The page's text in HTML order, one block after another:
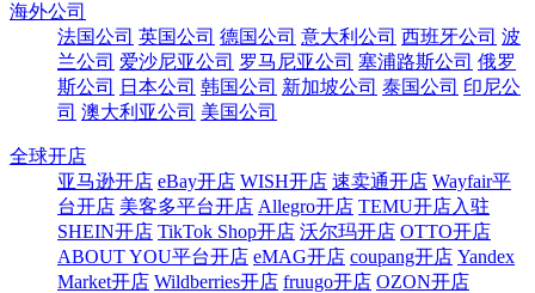
海外公司
法国公司 英国公司 德国公司 意大利公司 西班牙公司 波
兰公司 爱沙尼亚公司 罗马尼亚公司 塞浦路斯公司 俄罗
斯公司
日本公司 韩国公司 新加坡公司 泰国公司 印尼公
司 澳大利亚公司 美国公司
全球开店
亚马逊开店 eBay开店 WISH开店 速卖通开店 Wayfair平
台开店 美客多平台开店 Allegro开店 TEMU开店入驻
SHEIN开店 TikTok Shop开店 沃尔玛开店 OTTO开店
ABOUT YOU平台开店 eMAG开店 coupang开店 Yandex
Market开店 Wildberries开店 fruugo开店 OZON开店